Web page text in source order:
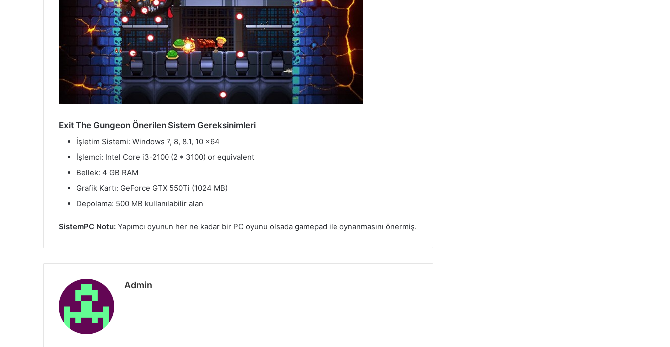
Exit The Gungeon Önerilen Sistem Gereksinimleri
İşletim Sistemi: Windows 7, 8, 8.1, 10 x64
İşlemci: Intel Core i3-2100 (2 * 3100) or equivalent
Bellek: 4 GB RAM
Grafik Kartı: GeForce GTX 550Ti (1024 MB)
Depolama: 500 MB kullanılabilir alan
SistemPC Notu: Yapımcı oyunun her ne kadar bir PC oyunu olsada gamepad ile oynanmasını önermiş.
Admin
Maid of Sker Hakkında ve Sistem